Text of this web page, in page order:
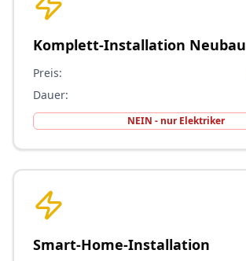
Komplett-Installation Neubau
Preis:
Dauer:
NEIN - nur Elektriker
Smart-Home-Installation